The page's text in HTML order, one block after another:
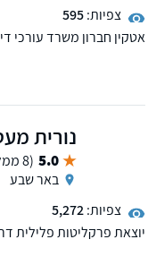
צפיות:595
אטקין חברון משרד עורכי
נורית
5.0 (8 ממליצים)
באר שבע
צפיות:5,272
יוצאת פרקליטות פלילית